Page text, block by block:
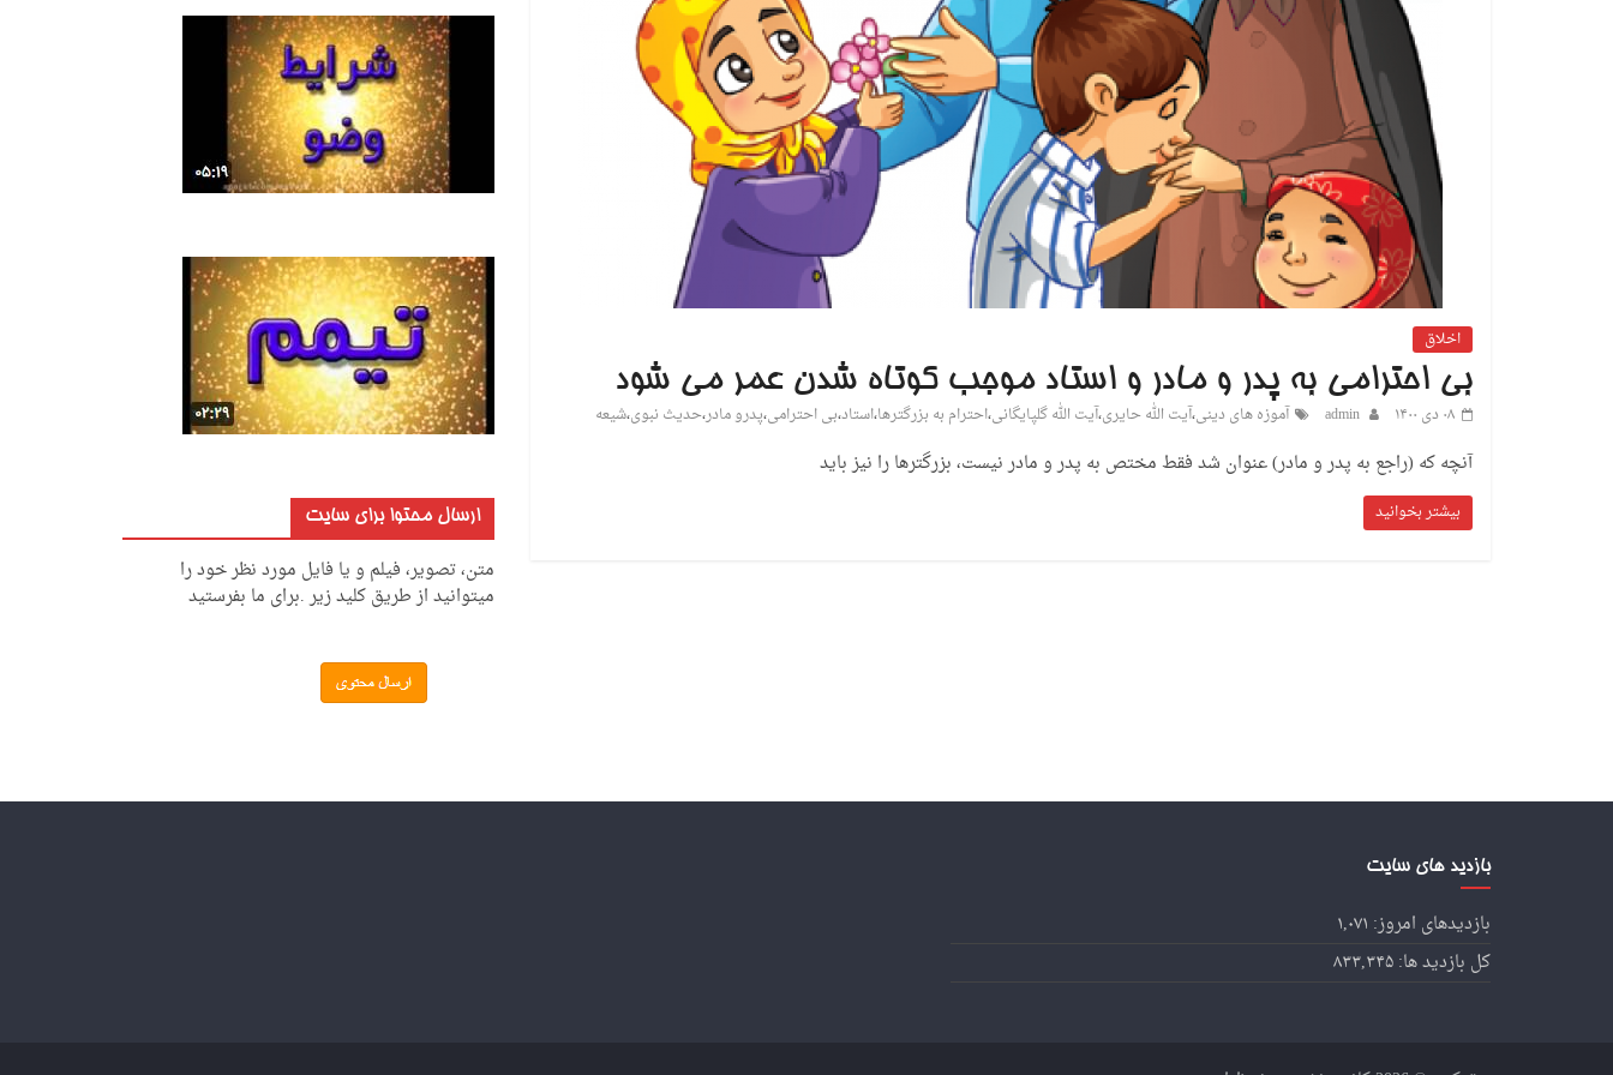
اخلاق
بی احترامی به پدر و مادر و استاد موجب کوتاه شدن عمر می شود
۰۸ دی ۱۴۰۰ admin آموزه های دینی،آیت الله حایری،آیت الله گلپایگانی،احترام به بزرگترها،استاد،بی احترامی،پدرو مادر،حدیث نبوی،شیعه
آنچه که (راجع به پدر و مادر) عنوان شد فقط مختص به پدر و مادر نیست، بزرگترها را نیز باید
بیشتر بخوانید ارسال محتوا برای سایت
متن، تصویر، فیلم و یا فایل مورد نظر خود را
میتوانید از طریق کلید زیر .برای ما بفرستید
بازدید های سایت
بازدیدهای امروز: ۱,۰۷۱
کل بازدید ها:۸۳۳,۳۴۵